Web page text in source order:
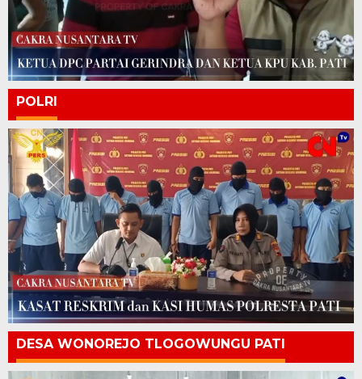
POLRI
DESA WONOREJO TLOGOWUNGU PATI